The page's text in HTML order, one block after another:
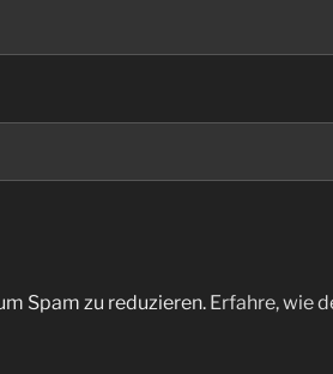
Spam zu reduzieren. Erfahre, wie